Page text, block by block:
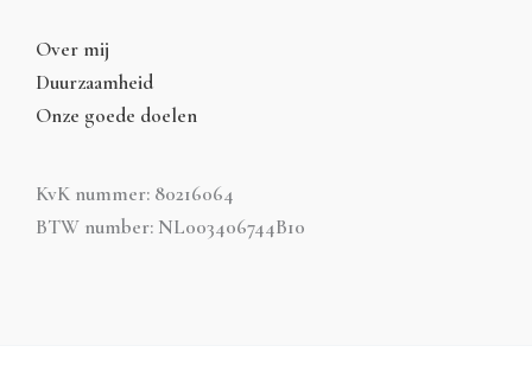
Over mij
Duurzaamheid
Onze goede doelen
KvK nummer: 80216064
BTW number: NL003406744B10